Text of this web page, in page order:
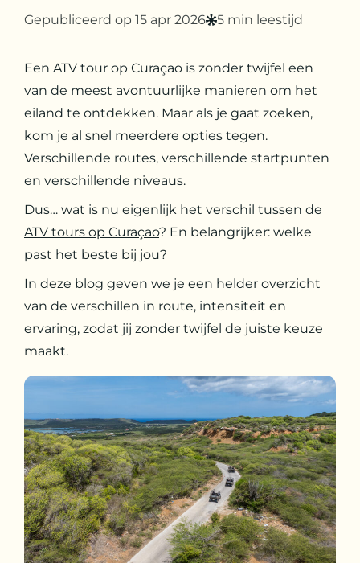
Gepubliceerd op 15 apr 2026 5 min leestijd
Een ATV tour op Curaçao is zonder twijfel een
van de meest avontuurlijke manieren om het
eiland te ontdekken. Maar als je gaat zoeken,
kom je al snel meerdere opties tegen.
Verschillende routes, verschillende startpunten
en verschillende niveaus.
Dus… wat is nu eigenlijk het verschil tussen de
ATV tours op Curaçao? En belangrijker: welke
past het beste bij jou?
In deze blog geven we je een helder overzicht
van de verschillen in route, intensiteit en
ervaring, zodat jij zonder twijfel de juiste keuze
maakt.